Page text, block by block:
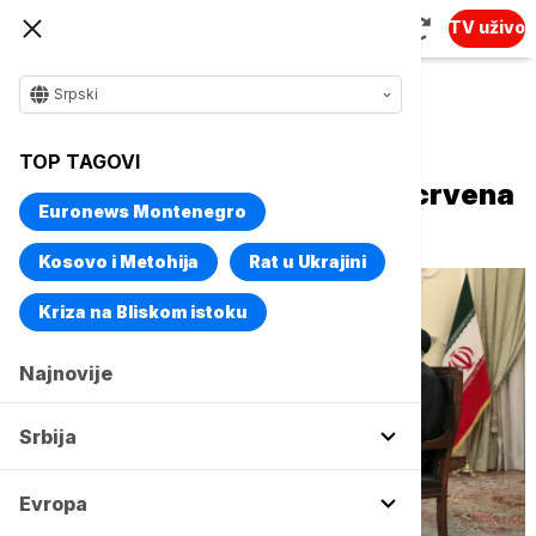
TV uživo
Srpski
TOP TAGOVI
Euronews Montenegro
Kosovo i Metohija Rat u Ukrajini
Kriza na Bliskom istoku
Najnovije
Srbija
Evropa
Iran: Američke sankcije su "crvena
linija" za Teheran